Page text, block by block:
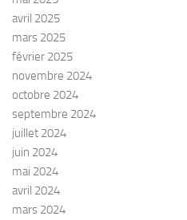
avril 2025
mars 2025
février 2025
novembre 2024
octobre 2024
septembre 2024
juillet 2024
juin 2024
mai 2024
avril 2024
mars 2024